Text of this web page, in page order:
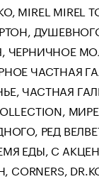
MIREL
ЧЕРНИЧНОЕ
ЧАСТНАЯ
ЧАСТНАЯ
РЕД
ЕДЫ, С